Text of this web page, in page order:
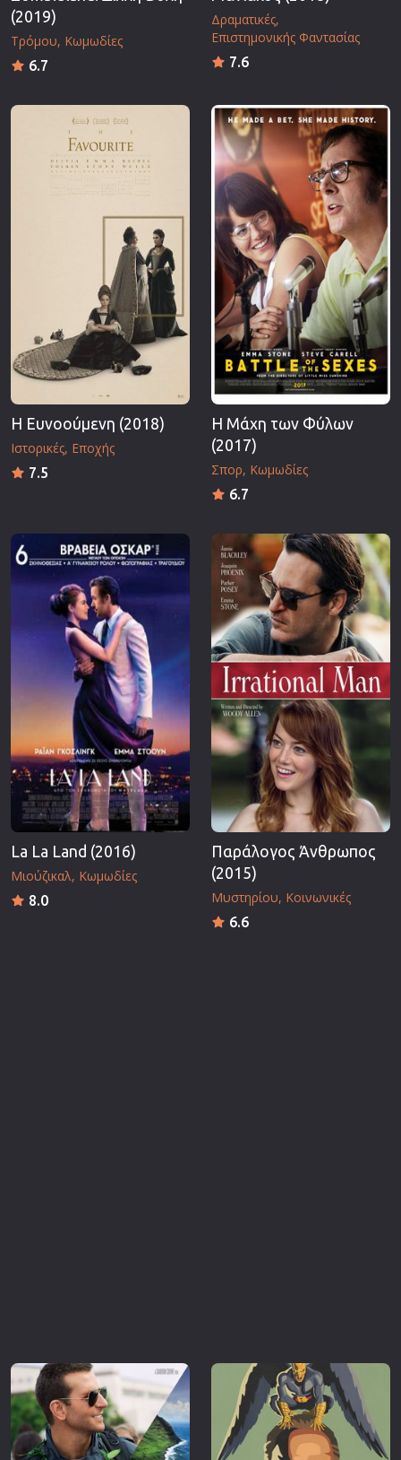
(2019)
Τρόμου Κωμωδίες
6.7
Δραματικές
Επιστημονικής Φαντασίας
7.6
Η Ευνοούμενη (2018)
Ιστορικές Εποχής
7.5
Η Μάχη των Φύλων
(2017)
Σπορ Κωμωδίες
6.7
La La Land (2016)
Μιούζικαλ Κωμωδίες
8.0
Παράλογος Άνθρωπος
(2015)
Μυστηρίου Κοινωνικές
6.6